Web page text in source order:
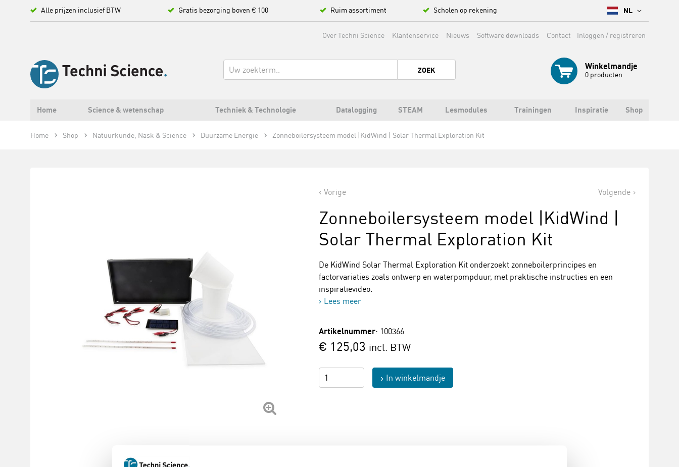
Alle prijzen inclusief BTW Gratis bezorging boven € 100 Ruim assortiment Scholen op rekening NL
Inloggen / registreren
Over Techni Science Klantenservice Nieuws Software downloads Contact
Winkelmandje
0 producten
ZOEK
Home Science & wetenschap Techniek & Technologie Datalogging STEAM Lesmodules Trainingen Inspiratie Shop
Home Shop Natuurkunde, Nask & Science Duurzame Energie Zonneboilersysteem model |KidWind | Solar Thermal Exploration Kit
Vorige Volgende
Zonneboilersysteem model |KidWind |
Solar Thermal Exploration Kit
De KidWind Solar Thermal Exploration Kit onderzoekt zonneboilerprincipes en
factorvariaties zoals ontwerp en waterpompduur, met praktische instructies en een
inspiratievideo.
Lees meer
Artikelnummer: 100366
€ 125,03 incl. BTW
In winkelmandje